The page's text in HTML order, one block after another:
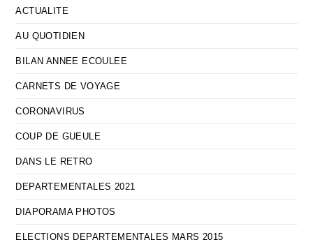
ACTUALITE
AU QUOTIDIEN
BILAN ANNEE ECOULEE
CARNETS DE VOYAGE
CORONAVIRUS
COUP DE GUEULE
DANS LE RETRO
DEPARTEMENTALES 2021
DIAPORAMA PHOTOS
ELECTIONS DEPARTEMENTALES MARS 2015